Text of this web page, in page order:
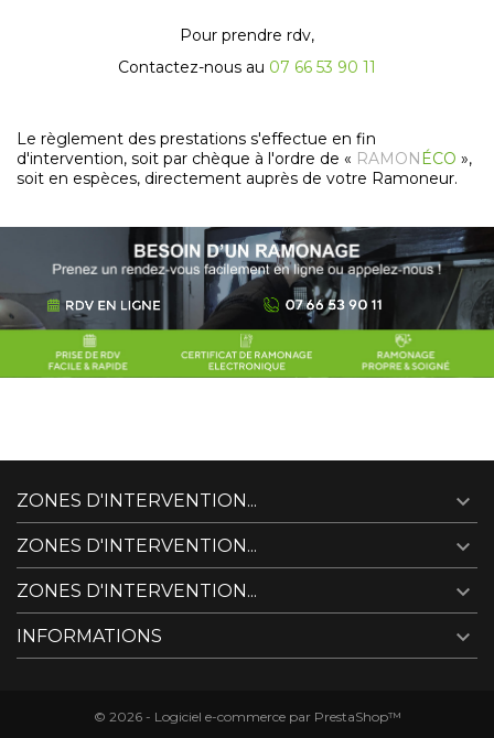
Pour prendre rdv,
Contactez-nous au 07 66 53 90 11
Le règlement des prestations s'effectue en fin
d'intervention, soit par chèque à l'ordre de « RAMON ÉCO »,
soit en espèces, directement auprès de votre Ramoneur.
ZONES D'INTERVENTION... 
ZONES D'INTERVENTION... 
ZONES D'INTERVENTION... 
INFORMATIONS 
© 2026 - Logiciel e-commerce par PrestaShop™